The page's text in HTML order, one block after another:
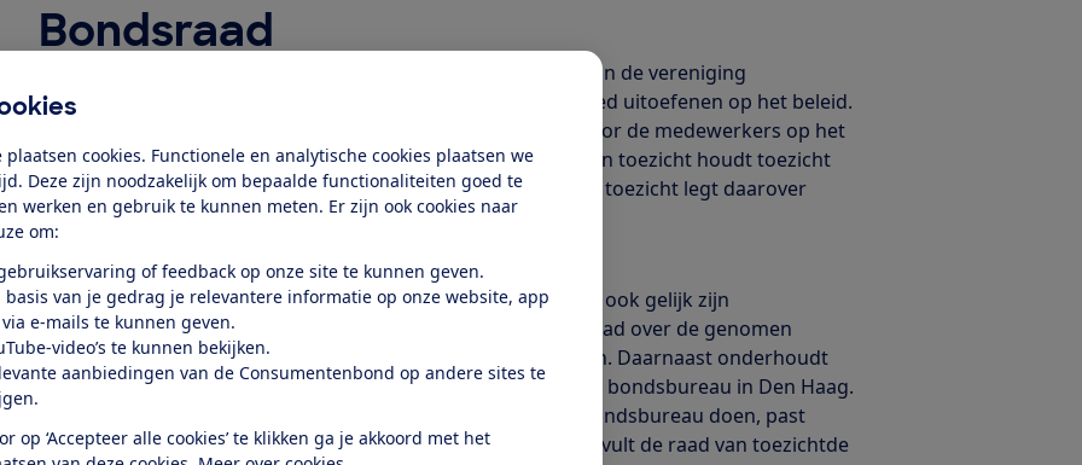
plaatsen cookies. Functionele en analytische cookies plaatsen we
Deze zijn noodzakelijk om bepaalde functionaliteiten goed te
werken en gebruik te kunnen meten. Er zijn ook cookies naar
om:
of feedback op onze site te kunnen geven.
basis van je gedrag je relevantere informatie op onze website, app
e-mails te kunnen geven.
video’s te kunnen bekijken.
aanbiedingen van de Consumentenbond op andere sites te
op ‘Accepteer alle cookies’ te klikken ga je akkoord met het
Bondsraad
, de wettelijke algemene ledenvergadering van de vereniging
Consumentenbond, kunnen de leden van de vereniging invloed uitoefenen op het beleid.
Dat beleid wordt, onder leiding van de directie, uitgevoerd door de medewerkers op het
bureau in Den Haag. De door de bondsraad verkozen raad van toezicht houdt toezicht
op de directie en op de uitvoering van het beleid. De raad van toezicht legt daarover
jaarlijks verantwoording af aan de bondsraad.
Raad van toezicht
Deraad van toezichtwordt door de bondsraad gekozen en is ook gelijk zijn
gesprekspartner. De raad van toezicht informeert de bondsraad over de genomen
besluiten en legt verantwoording af over zijn werkzaamheden. Daarnaast onderhoudt
de raad van toezicht nauwe contacten met de directie van het bondsbureau in Den Haag.
En waakt ervoor dat datgene wat de medewerkers van het bondsbureau doen, past
binnen het door de bondsraad vastgestelde kader. Tevens vervult de raad van toezichtde